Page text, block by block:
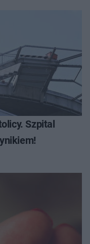
Szpital